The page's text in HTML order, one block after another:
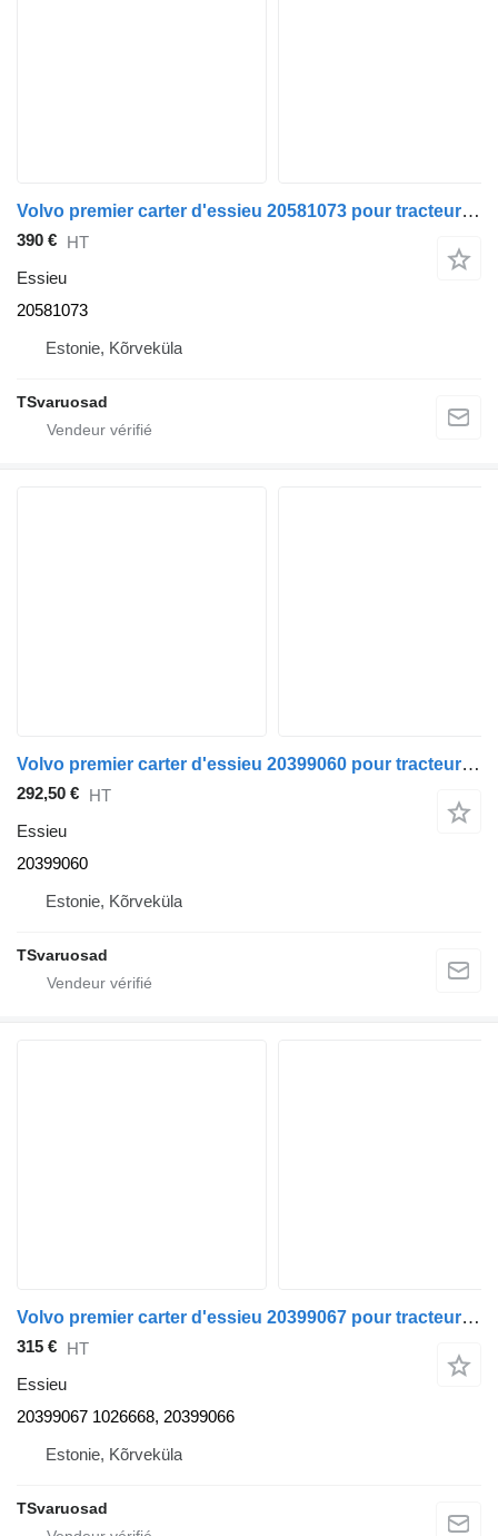
Volvo premier carter d'essieu 20581073 pour tracteur routier Volvo FM9
390 € HT
Essieu
20581073
Estonie, Kõrveküla
TSvaruosad
Volvo premier carter d'essieu 20399060 pour tracteur routier Volvo FM9
292,50 € HT
Essieu
20399060
Estonie, Kõrveküla
TSvaruosad
Volvo premier carter d'essieu 20399067 pour tracteur routier Volvo FM9
315 € HT
Essieu
20399067 1026668, 20399066
Estonie, Kõrveküla
TSvaruosad